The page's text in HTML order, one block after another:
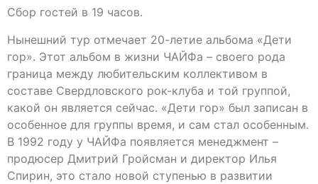
Сбор гостей в 19 часов.
Нынешний тур отмечает 20-летие альбома «Дети
гор». Этот альбом в жизни ЧАЙФа – своего рода
граница между любительским коллективом в
составе Свердловского рок-клуба и той группой,
какой он является сейчас. «Дети гор» был записан в
особенное для группы время, и сам стал особенным.
В 1992 году у ЧАЙФа появляется менеджмент –
продюсер Дмитрий Гройсман и директор Илья
Спирин, это стало новой ступенью в развитии